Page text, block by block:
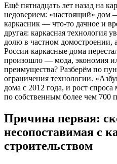
Ещё пятнадцать лет назад на
недоверием: «настоящий» дом
каркасник — что-то дачное и
другая: каркасная технология
долю в частном домостроении,
России каркасные дома
произошло — мода, экономия
преимущества? Разберём по
ограничения технологии.
дома с 2012 года, и рост
по собственным более чем 700
Причина первая:
несопоставимая с
строительством